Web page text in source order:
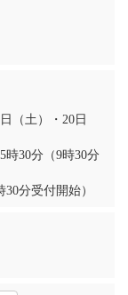
（土）・20日
30分（9時30分
分受付開始）